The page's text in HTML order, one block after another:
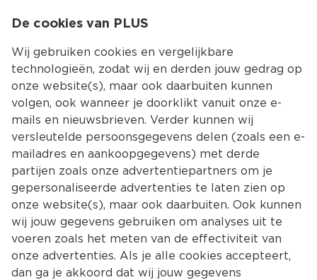
Kies jouw
Terug Producten
De cookies van PLUS
Wij gebruiken cookies en vergelijkbare
technologieën, zodat wij en derden jouw gedrag op
onze website(s), maar ook daarbuiten kunnen
volgen, ook wanneer je doorklikt vanuit onze e-
mails en nieuwsbrieven. Verder kunnen wij
versleutelde persoonsgegevens delen (zoals een e-
mailadres en aankoopgegevens) met derde
partijen zoals onze advertentiepartners om je
gepersonaliseerde advertenties te laten zien op
onze website(s), maar ook daarbuiten. Ook kunnen
wij jouw gegevens gebruiken om analyses uit te
voeren zoals het meten van de effectiviteit van
onze advertenties. Als je alle cookies accepteert,
dan ga je akkoord dat wij jouw gegevens